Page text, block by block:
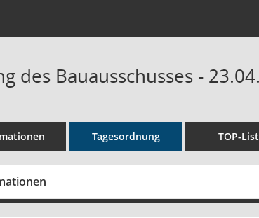
des Bauausschusses -
Tagesordnung TOP-